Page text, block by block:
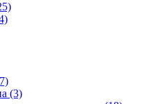
(3)